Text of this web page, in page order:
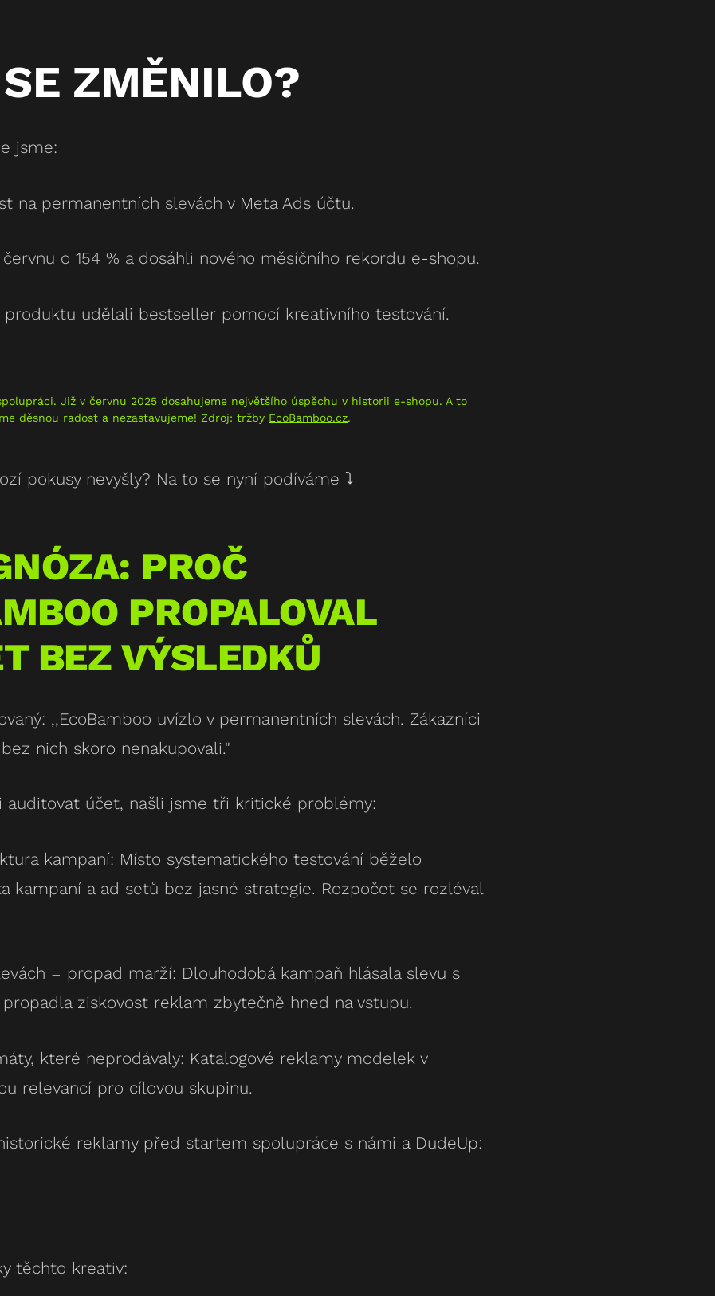
ZMĚNILO?
jsme:
na permanentních slevách v Meta Ads účtu.
o 154 % a dosáhli nového měsíčního rekordu e-shopu.
produktu udělali bestseller pomocí kreativního testování.
Již v červnu 2025 dosahujeme největšího úspěchu v historii e-shopu. A to
děsnou radost a nezastavujeme! Zdroj: tržby EcoBamboo.cz.
pokusy nevyšly? Na to se nyní podíváme ⤵️
PROČ
PROPALOVAL
BEZ VÝSLEDKŮ
,,EcoBamboo uvízlo v permanentních slevách. Zákazníci
nich skoro nenakupovali."
auditovat účet, našli jsme tři kritické problémy:
kampaní: Místo systematického testování běželo
kampaní a ad setů bez jasné strategie. Rozpočet se rozléval
= propad marží: Dlouhodobá kampaň hlásala slevu s
ziskovost reklam zbytečně hned na vstupu.
které neprodávaly: Katalogové reklamy modelek v
relevancí pro cílovou skupinu.
reklamy před startem spolupráce s námi a DudeUp:
těchto kreativ: